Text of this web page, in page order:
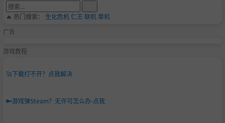
🔥 热门搜索： 生化危机仁王联机单机
广告
游戏教程
🚀下载打不开？点我解决
🔑游戏弹Steam？无许可怎么办-点我